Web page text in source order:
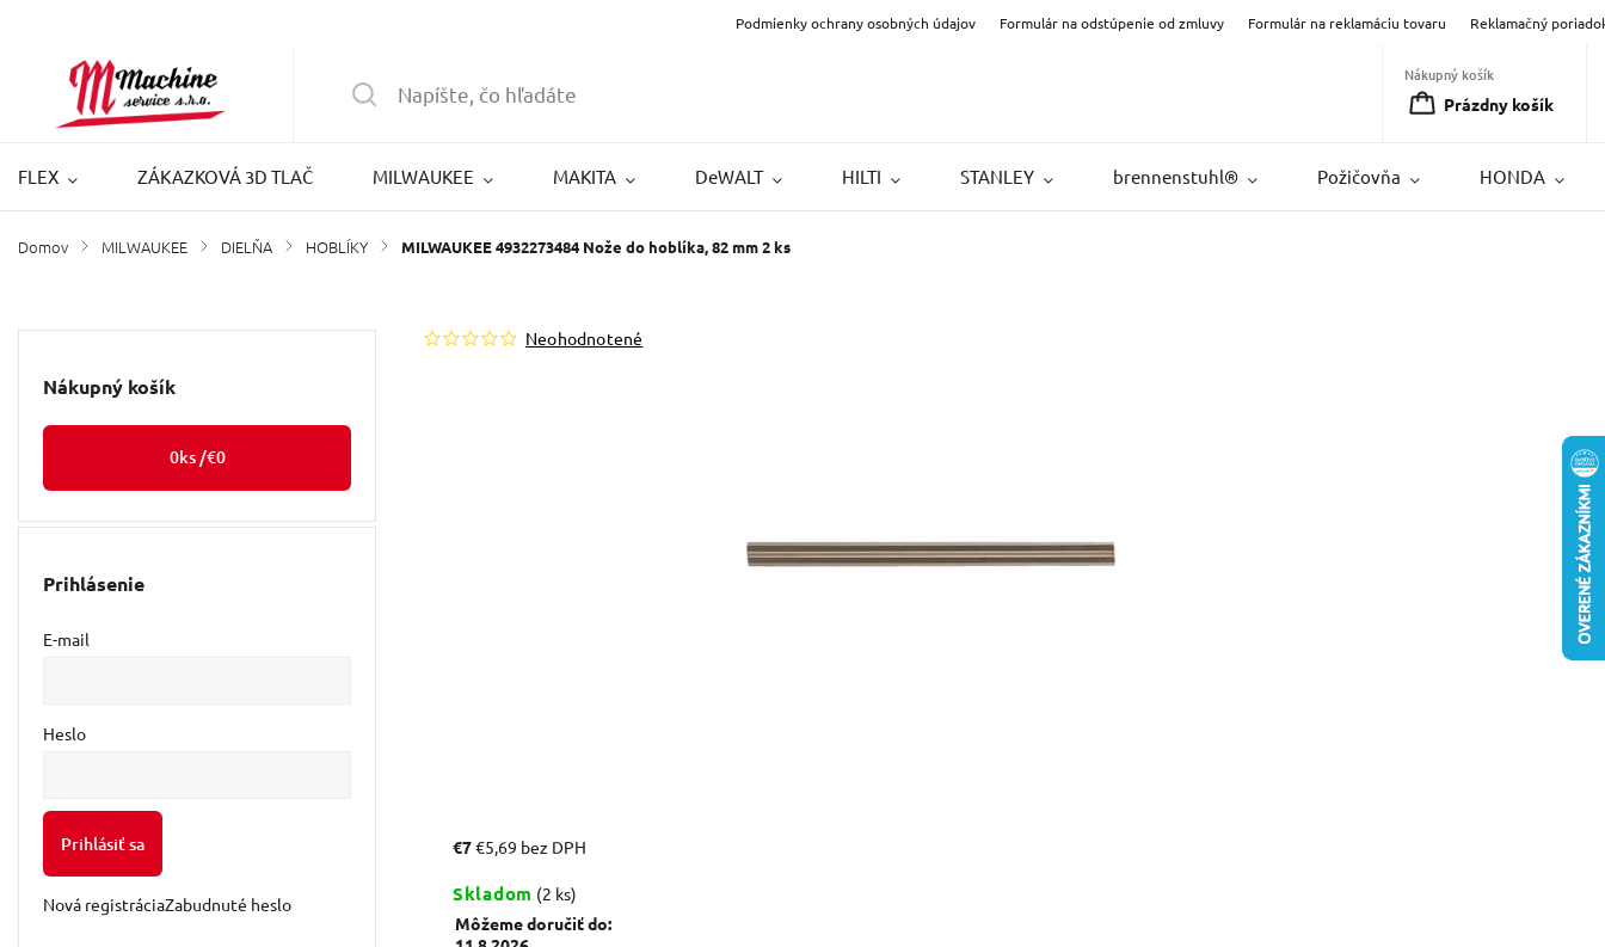
Podmienky ochrany osobných údajov Formulár na odstúpenie od zmluvy Formulár na reklamáciu tovaru Reklamačný
Nákupný košík
Prázdny košík
FLEX ZÁKAZKOVÁ 3D TLAČ MILWAUKEE MAKITA DeWALT HILTI STANLEY brennenstuhl® Požičovňa HONDA
Domov / MILWAUKEE / DIELŇA / HOBLÍKY / MILWAUKEE 4932273484 Nože do hoblíka, 82 mm 2 ks
Nákupný košík
0ks /€0
Prihlásenie
E-mail
Heslo
Prihlásiť sa
Nová registráciaZabudnuté heslo
Neohodnotené
€7€5,69 bez DPH
Skladom (2 ks)
Môžeme doručiť do: